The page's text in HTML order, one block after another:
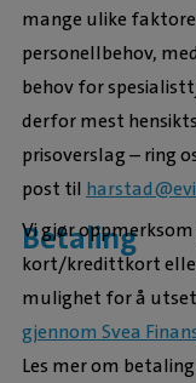
mange ulike
personellbehov,
behov for
derfor mest
prisoverslag – ring
post til
Betaling
Vi gjør
kort/kredittkort eller
mulighet for å
gjennom Svea
Les mer om